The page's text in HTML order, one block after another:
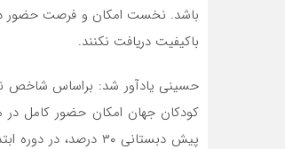
باشد. نخست امکان و فرصت حضور در
باکیفیت دریافت نکنند.
کودکان جهان امکان حضور کامل